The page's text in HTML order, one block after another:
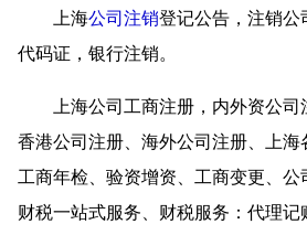
上海公司注销登记公告，注销公
代码证，银行注销。
上海公司工商注册，内外资公司
香港公司注册、海外公司注册、上海
工商年检、验资增资、工商变更、公
财税一站式服务、财税服务：代理